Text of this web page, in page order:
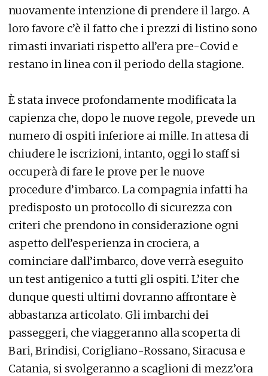
nuovamente intenzione di prendere il largo. A
loro favore c’è il fatto che i prezzi di listino sono
rimasti invariati rispetto all’era pre-Covid e
restano in linea con il periodo della stagione.
È stata invece profondamente modificata la
capienza che, dopo le nuove regole, prevede un
numero di ospiti inferiore ai mille. In attesa di
chiudere le iscrizioni, intanto, oggi lo staff si
occuperà di fare le prove per le nuove
procedure d’imbarco. La compagnia infatti ha
predisposto un protocollo di sicurezza con
criteri che prendono in considerazione ogni
aspetto dell’esperienza in crociera, a
cominciare dall’imbarco, dove verrà eseguito
un test antigenico a tutti gli ospiti. L’iter che
dunque questi ultimi dovranno affrontare è
abbastanza articolato. Gli imbarchi dei
passeggeri, che viaggeranno alla scoperta di
Bari, Brindisi, Corigliano-Rossano, Siracusa e
Catania, si svolgeranno a scaglioni di mezz’ora